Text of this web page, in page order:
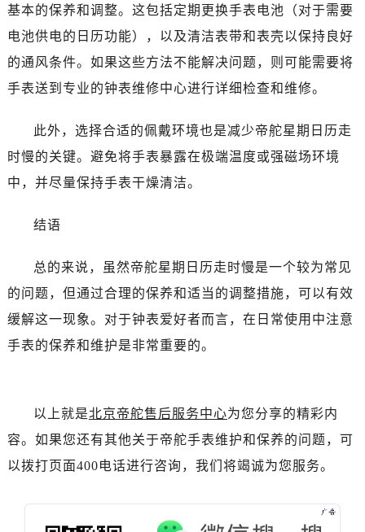
基本的保养和调整。这包括定期更换手表电池（对于需要
电池供电的日历功能），以及清洁表带和表壳以保持良好
的通风条件。如果这些方法不能解决问题，则可能需要将
手表送到专业的钟表维修中心进行详细检查和维修。
此外，选择合适的佩戴环境也是减少帝舵星期日历走
时慢的关键。避免将手表暴露在极端温度或强磁场环境
中，并尽量保持手表干燥清洁。
结语
总的来说，虽然帝舵星期日历走时慢是一个较为常见
的问题，但通过合理的保养和适当的调整措施，可以有效
缓解这一现象。对于钟表爱好者而言，在日常使用中注意
手表的保养和维护是非常重要的。
以上就是北京帝舵售后服务中心为您分享的精彩内
容。如果您还有其他关于帝舵手表维护和保养的问题，可
以拨打页面400电话进行咨询，我们将竭诚为您服务。